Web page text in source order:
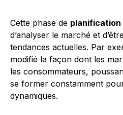
Cette phase de
d’analyser le marché et
tendances actuelles. Par
modifié la façon dont les
les consommateurs,
se former constamment
dynamiques.